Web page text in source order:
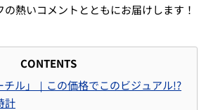
熱いコメントとともにお届けします！
CONTENTS
チル」｜この価格でこのビジュアル!?
計